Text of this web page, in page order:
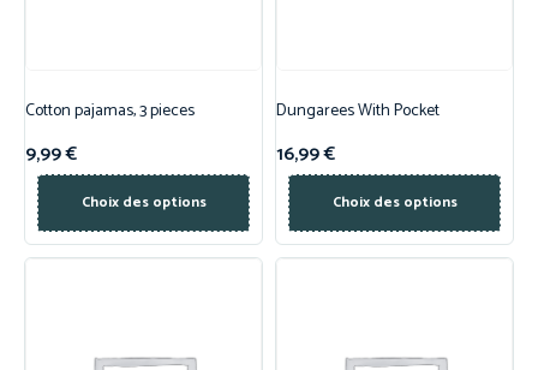
Cotton pajamas, 3 pieces
9,99€
Choix des options
Dungarees With Pocket
16,99€
Choix des options